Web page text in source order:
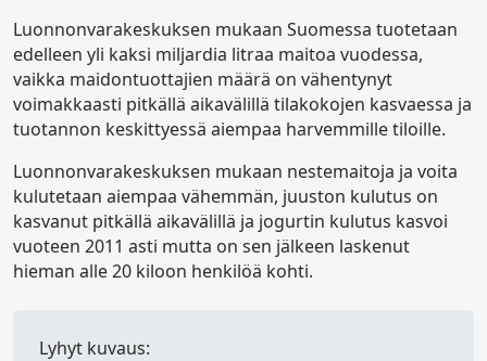
Luonnonvarakeskuksen mukaan Suomessa tuotetaan
edelleen yli kaksi miljardia litraa maitoa vuodessa,
vaikka maidontuottajien määrä on vähentynyt
voimakkaasti pitkällä aikavälillä tilakokojen kasvaessa ja
tuotannon keskittyessä aiempaa harvemmille tiloille.
Luonnonvarakeskuksen mukaan nestemaitoja ja voita
kulutetaan aiempaa vähemmän, juuston kulutus on
kasvanut pitkällä aikavälillä ja jogurtin kulutus kasvoi
vuoteen 2011 asti mutta on sen jälkeen laskenut
hieman alle 20 kiloon henkilöä kohti.
Lyhyt kuvaus: